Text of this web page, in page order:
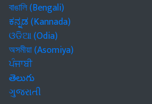
বাঙালি (Bengali)
ಕನ್ನಡ (Kannada)
ଓଡିଆ (Odia)
অসমীয়া (Asomiya)
ਪੰਜਾਬੀ
తెలుగు
ગુજરાતી